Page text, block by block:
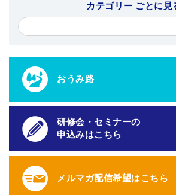
カテゴリー ごとに見
おうみ路
研修会・セミナーの
申込みはこちら
メルマガ配信希望はこちら